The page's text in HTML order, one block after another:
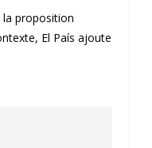
la proposition
El País ajoute